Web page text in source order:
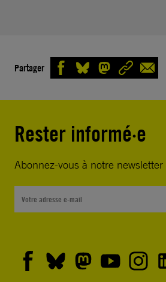
Partager
Rester informé·e
Abonnez-vous à notre